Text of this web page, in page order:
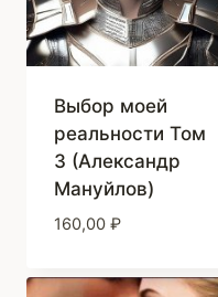
Выбор моей
реальности Том
3 (Александр
Мануйлов)
160,00 ₽